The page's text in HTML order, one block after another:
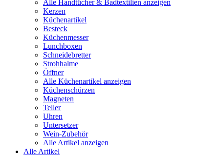
Alle Handtücher & Badtextilien anzeigen
Kerzen
Küchenartikel
Besteck
Küchenmesser
Lunchboxen
Schneidebretter
Strohhalme
Öffner
Alle Küchenartikel anzeigen
Küchenschürzen
Magneten
Teller
Uhren
Untersetzer
Wein-Zubehör
Alle Artikel anzeigen
Alle Artikel